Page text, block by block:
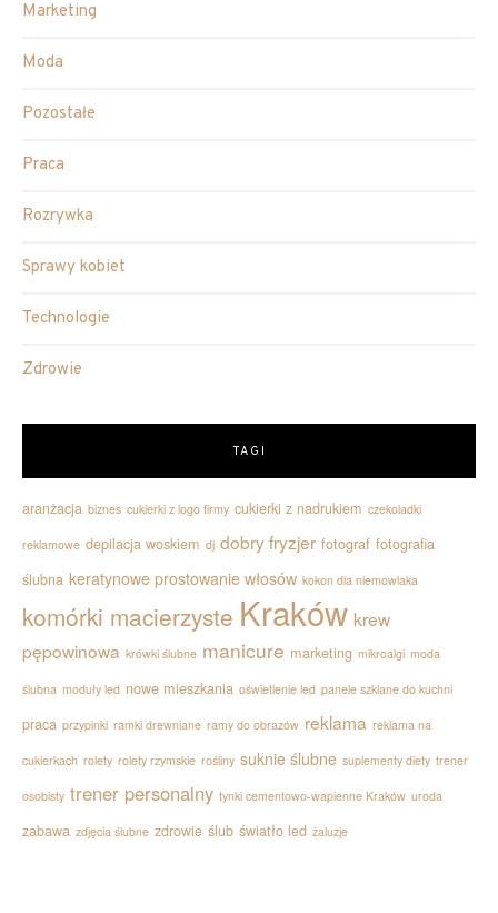
Marketing
Moda
Pozostałe
Praca
Rozrywka
Sprawy kobiet
Technologie
Zdrowie
TAGI
aranżacja biznes cukierki z logo firmy cukierki z nadrukiem czekoladki
reklamowe depilacja woskiem dj dobry fryzjer fotograf fotografia
ślubna keratynowe prostowanie włosów kokon dla niemowlaka
komórki macierzyste Kraków krew
pępowinowa krówki ślubne manicure marketing mikroalgi moda
ślubna moduły led nowe mieszkania oświetlenie led panele szklane do kuchni
praca przypinki ramki drewniane ramy do obrazów reklama reklama na
cukierkach rolety rolety rzymskie rośliny suknie ślubne suplementy diety trener
osobisty trener personalny tynki cementowo-wapienne Kraków uroda
zabawa zdjęcia ślubne zdrowie ślub światło led żaluzje